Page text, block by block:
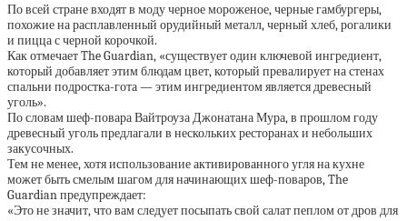
По всей стране входят в моду черное мороженое, черные гамбургеры,
похожие на расплавленный орудийный металл, черный хлеб, рогалики
и пицца с черной корочкой.
Как отмечает The Guardian, «существует один ключевой ингредиент,
который добавляет этим блюдам цвет, который превалирует на стенах
спальни подростка-гота — этим ингредиентом является древесный
уголь».
По словам шеф-повара Вайтроуза Джонатана Мура, в прошлом году
древесный уголь предлагали в нескольких ресторанах и небольших
закусочных.
Тем не менее, хотя использование активированного угля на кухне
может быть смелым шагом для начинающих шеф-поваров, The
Guardian предупреждает:
«Это не значит, что вам следует посыпать свой салат пеплом от дров для